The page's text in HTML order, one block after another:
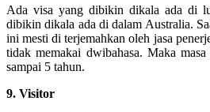
Ada visa yang dibikin dikala ada di
dibikin dikala ada di dalam Australia.
ini mesti di terjemahkan oleh jasa
tidak memakai dwibahasa. Maka
sampai 5 tahun.
9. Visitor